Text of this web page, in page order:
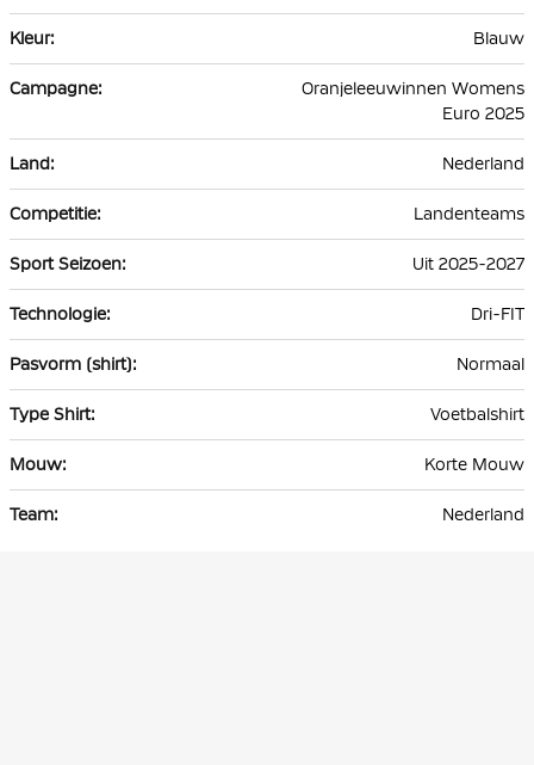
Blauw
Oranjeleeuwinnen Womens
Euro 2025
Nederland
Landenteams
Uit 2025-2027
Dri-FIT
Normaal
Voetbalshirt
Korte Mouw
Nederland